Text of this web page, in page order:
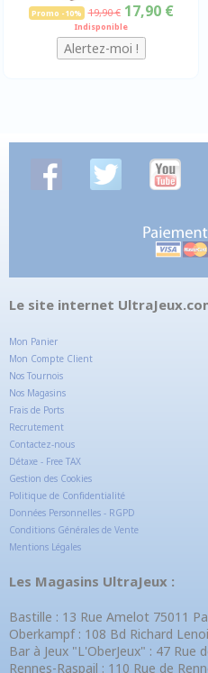
Promo -10% 19,90 € 17,90 €
Indisponible
Le site internet
Mon Panier
Mon Compte Client
Nos Tournois
Nos Magasins
Frais de Ports
Recrutement
Contactez-nous
Détaxe - Free TAX
Gestion des Cookies
Politique de Confidentialité
Données Personnelles - RGPD
Conditions Générales de Vente
Mentions Légales
Les Magasins UltraJeux :
Bastille : 13 Rue Amelot 75011
Oberkampf : 108 Bd Richard
Bar à Jeux "L'OberJeux" : 47 Rue
Rennes-Raspail : 110 Rue de